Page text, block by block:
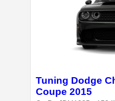
Tuning Dodge
Coupe 2015